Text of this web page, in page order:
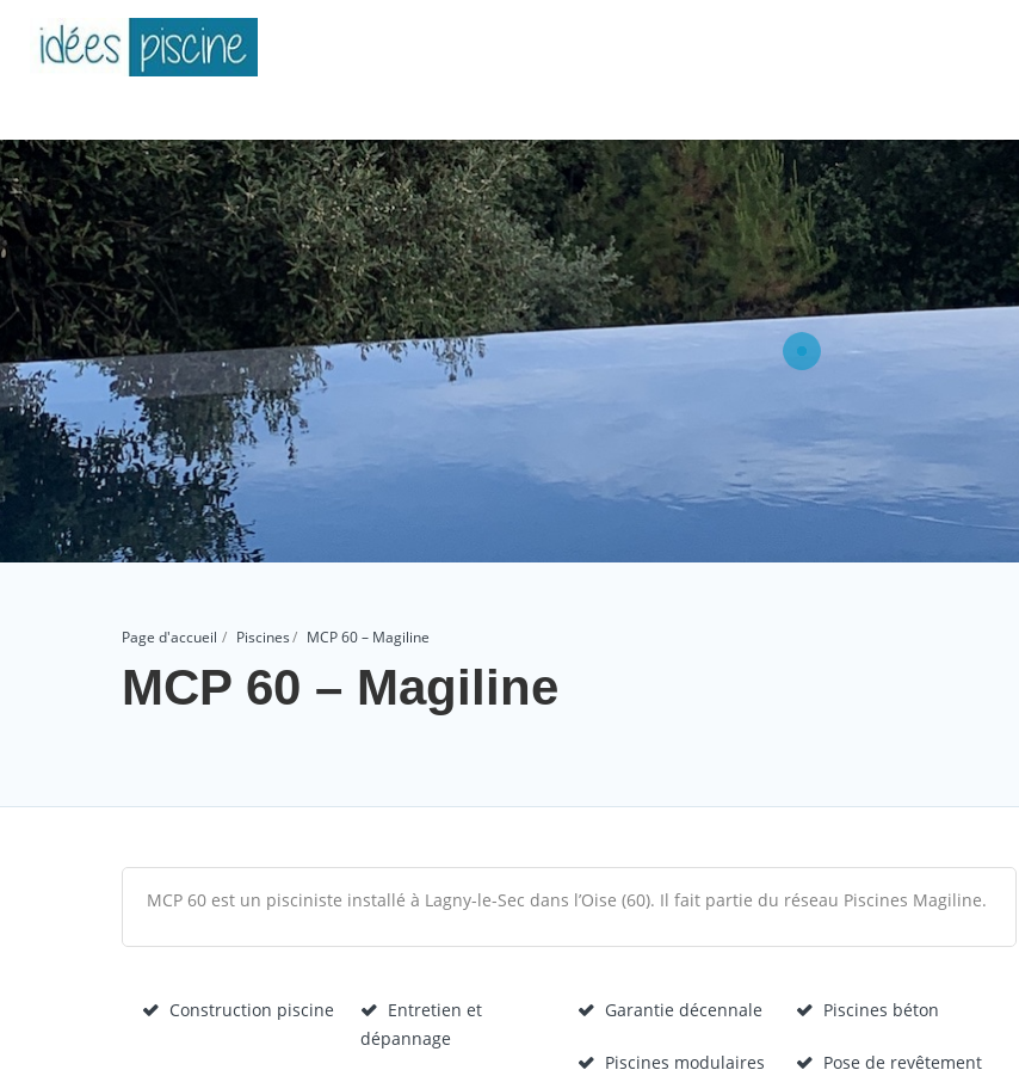
Page d'accueil Piscines MCP 60 – Magiline
MCP 60 – Magiline
MCP 60 est un pisciniste installé à Lagny-le-Sec dans l’Oise (60). Il fait partie du réseau Piscines Magiline.
Construction piscine
Entretien et
dépannage
Garantie décennale Piscines béton
Piscines modulaires Pose de revêtement